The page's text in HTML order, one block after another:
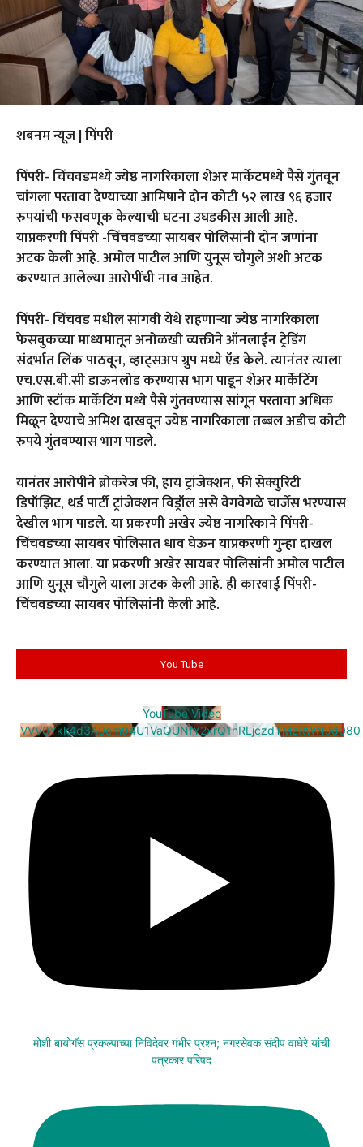
शबनम न्यूज | पिंपरी
पिंपरी- चिंचवडमध्ये ज्येष्ठ नागरिकाला शेअर मार्केटमध्ये पैसे गुंतवून
चांगला परतावा देण्याच्या आमिषाने दोन कोटी ५२ लाख ९६ हजार
रुपयांची फसवणूक केल्याची घटना उघडकीस आली आहे.
याप्रकरणी पिंपरी -चिंचवडच्या सायबर पोलिसांनी दोन जणांना
अटक केली आहे. अमोल पाटील आणि युनूस चौगुले अशी अटक
करण्यात आलेल्या आरोपींची नाव आहेत.
पिंपरी- चिंचवड मधील सांगवी येथे राहणाऱ्या ज्येष्ठ नागरिकाला
फेसबुकच्या माध्यमातून अनोळखी व्यक्तीने ऑनलाईन ट्रेडिंग
संदर्भात लिंक पाठवून, व्हाट्सअप ग्रुप मध्ये ऍड केले. त्यानंतर त्याला
एच.एस.बी.सी डाऊनलोड करण्यास भाग पाडून शेअर मार्केटिंग
आणि स्टॉक मार्केटिंग मध्ये पैसे गुंतवण्यास सांगून परतावा अधिक
मिळून देण्याचे अमिश दाखवून ज्येष्ठ नागरिकाला तब्बल अडीच कोटी
रुपये गुंतवण्यास भाग पाडले.
यानंतर आरोपीने ब्रोकरेज फी, हाय ट्रांजेक्शन, फी सेक्युरिटी
डिपॉझिट, थर्ड पार्टी ट्रांजेक्शन विड्रॉल असे वेगवेगळे चार्जेस भरण्यास
देखील भाग पाडले. या प्रकरणी अखेर ज्येष्ठ नागरिकाने पिंपरी-
चिंचवडच्या सायबर पोलिसात धाव घेऊन याप्रकरणी गुन्हा दाखल
करण्यात आला. या प्रकरणी अखेर सायबर पोलिसांनी अमोल पाटील
आणि युनूस चौगुले याला अटक केली आहे. ही कारवाई पिंपरी-
चिंचवडच्या सायबर पोलिसांनी केली आहे.
You Tube
YouTube Video
VVV0Ykk4d3A0cm94U1VaQUNfY2xrQ1hRLjczdTMzRWNJd080
मोशी बायोगॅस प्रकल्पाच्या निविदेवर गंभीर प्रश्न; नगरसेवक संदीप वाघेरे यांची
पत्रकार परिषद